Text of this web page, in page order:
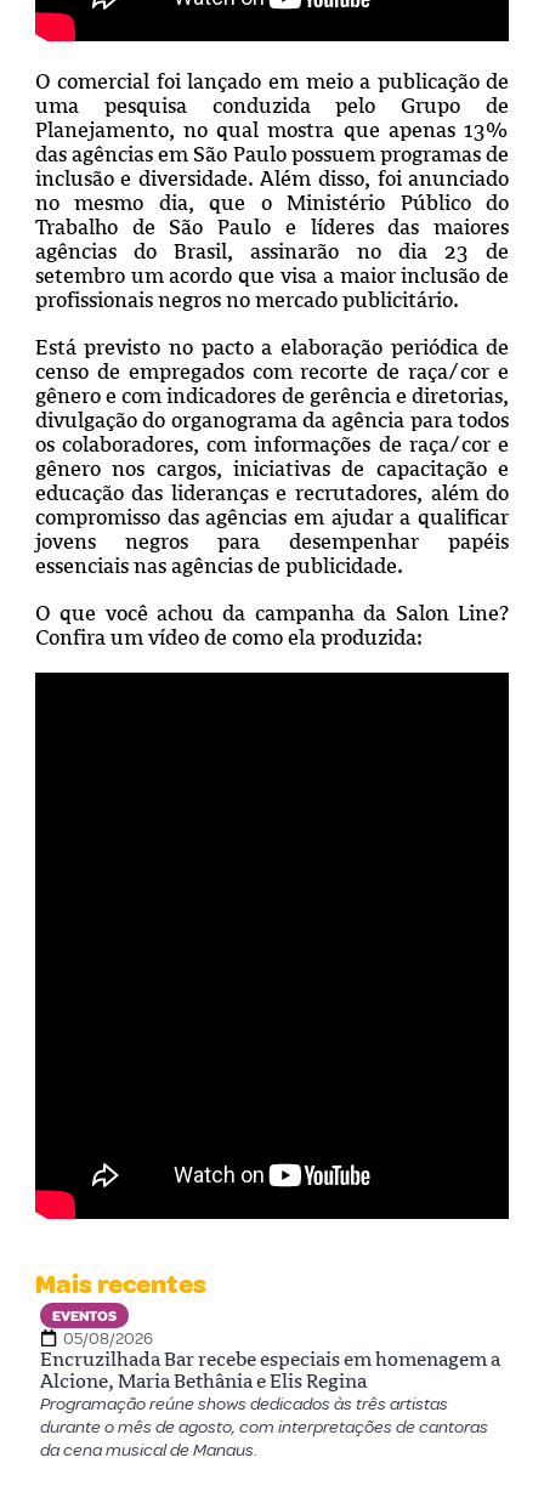
O comercial foi lançado em meio a publicação de
uma pesquisa conduzida pelo Grupo de
Planejamento, no qual mostra que apenas 13%
das agências em São Paulo possuem programas de
inclusão e diversidade. Além disso, foi anunciado
no mesmo dia, que o Ministério Público do
Trabalho de São Paulo e líderes das maiores
agências do Brasil, assinarão no dia 23 de
setembro um acordo que visa a maior inclusão de
profissionais negros no mercado publicitário.
Está previsto no pactoa elaboração periódica de
censo de empregados com recorte de raça/cor e
gênero e com indicadores de gerência e diretorias,
divulgação do organograma da agência para todos
os colaboradores, com informações de raça/cor e
gênero nos cargos, iniciativas de capacitação e
educação das lideranças e recrutadores, além do
compromisso das agências em ajudar a qualificar
jovens negros para desempenhar papéis
essenciais nas agências de publicidade.
O que você achou da campanha da Salon Line?
Confira um vídeo de como ela produzida:
Mais recentes
EVENTOS
05/08/2026
Encruzilhada Bar recebe especiais em homenagem a
Alcione, Maria Bethânia e Elis Regina
Programação reúne shows dedicados às três artistas
durante o mês de agosto, com interpretações de cantoras
da cena musical de Manaus.